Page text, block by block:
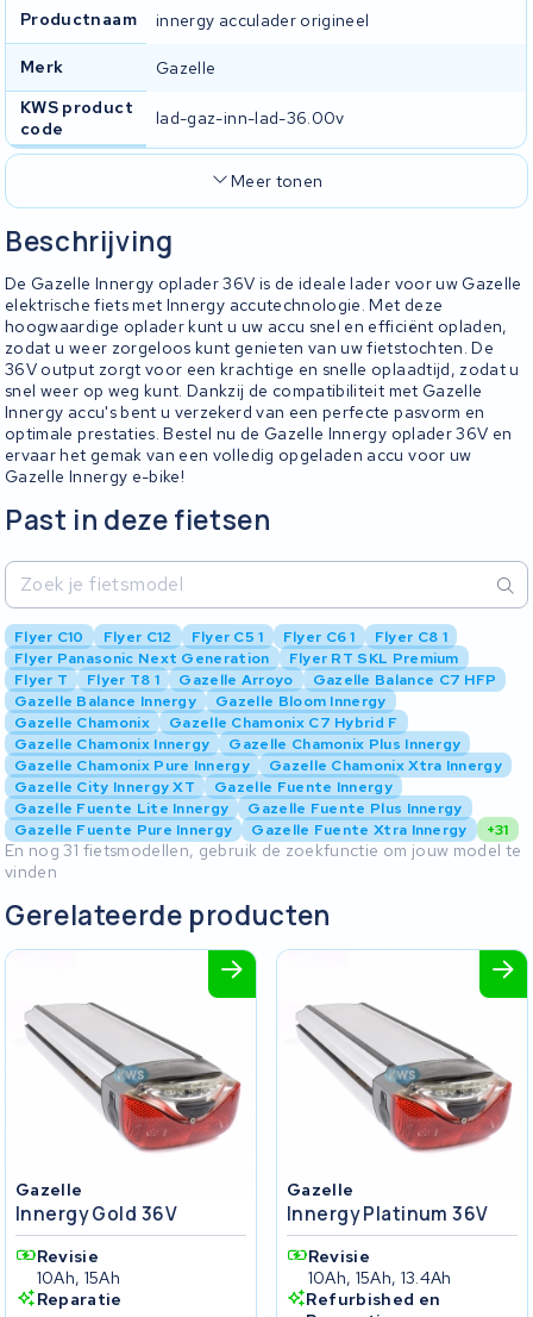
Beschrijving
De Gazelle Innergy oplader 36V is de ideale lader voor uw Gazelle
elektrische fiets met Innergy accutechnologie. Met deze
hoogwaardige oplader kunt u uw accu snel en efficiënt opladen,
zodat u weer zorgeloos kunt genieten van uw fietstochten. De
36V output zorgt voor een krachtige en snelle oplaadtijd, zodat u
snel weer op weg kunt. Dankzij de compatibiliteit met Gazelle
Innergy accu's bent u verzekerd van een perfecte pasvorm en
optimale prestaties. Bestel nu de Gazelle Innergy oplader 36V en
ervaar het gemak van een volledig opgeladen accu voor uw
Gazelle Innergy e-bike!
Productnaam innergy acculader origineel
Merk
Gazelle
KWS product
code
lad-gaz-inn-lad-36.00v
Meer tonen
Past in deze fietsen
Flyer C10 Flyer C12 Flyer C5 1 Flyer C6 1
Flyer C8 1
Flyer Panasonic Next Generation
Flyer RT SKL Premium
Flyer T
Flyer T8 1 Gazelle Arroyo
Gazelle Balance C7 HFP
Gazelle Balance Innergy
Gazelle Bloom Innergy
Gazelle Chamonix
Gazelle Chamonix C7 Hybrid F
Gazelle Chamonix Innergy
Gazelle Chamonix Plus Innergy
Gazelle Chamonix Pure Innergy
Gazelle Chamonix Xtra Innergy
Gazelle City Innergy XT
Gazelle Fuente Innergy
Gazelle Fuente Lite Innergy
Gazelle Fuente Plus Innergy
Gazelle Fuente Pure Innergy
Gazelle Fuente Xtra Innergy +31
En nog 31 fietsmodellen, gebruik de zoekfunctie om jouw model te
vinden
Gerelateerde producten
Gazelle
Innergy Gold 36V
Revisie
10Ah, 15Ah
Reparatie
Gazelle
Innergy Platinum 36V
Revisie
10Ah, 15Ah, 13.4Ah
Refurbished en